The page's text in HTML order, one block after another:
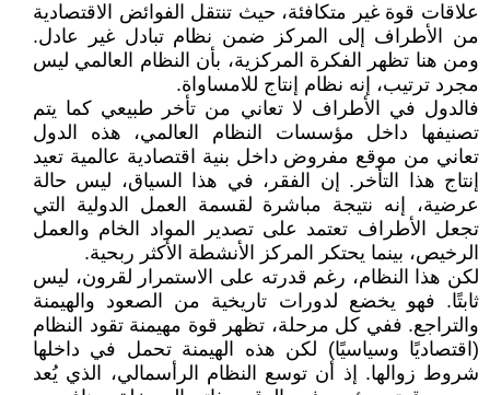
علاقات قوة غير متكافئة، حيث تنتقل الفوائض الاقتصادية
من الأطراف إلى المركز ضمن نظام تبادل غير عادل.
ومن هنا تظهر الفكرة المركزية، بأن النظام العالمي ليس
مجرد ترتيب، إنه نظام إنتاج للامساواة.
فالدول في الأطراف لا تعاني من تأخر طبيعي كما يتم
تصنيفها داخل مؤسسات النظام العالمي، هذه الدول
تعاني من موقع مفروض داخل بنية اقتصادية عالمية تعيد
إنتاج هذا التأخر. إن الفقر، في هذا السياق، ليس حالة
عرضية، إنه نتيجة مباشرة لقسمة العمل الدولية التي
تجعل الأطراف تعتمد على تصدير المواد الخام والعمل
الرخيص، بينما يحتكر المركز الأنشطة الأكثر ربحية.
لكن هذا النظام، رغم قدرته على الاستمرار لقرون، ليس
ثابتًا. فهو يخضع لدورات تاريخية من الصعود والهيمنة
والتراجع. ففي كل مرحلة، تظهر قوة مهيمنة تقود النظام
(اقتصاديًا وسياسيًا) لكن هذه الهيمنة تحمل في داخلها
شروط زوالها. إذ أن توسع النظام الرأسمالي، الذي يُعد